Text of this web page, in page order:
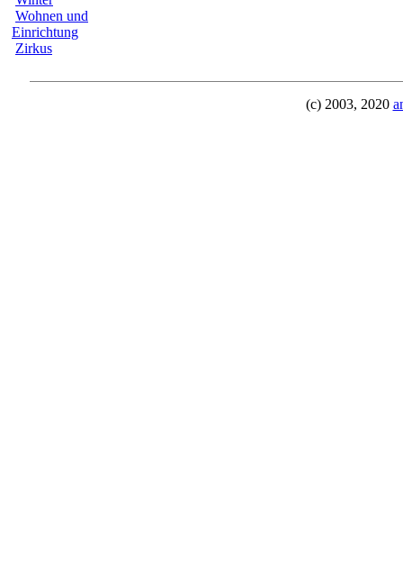
Wohnen und
Einrichtung
Zirkus
(c) 2003, 2020